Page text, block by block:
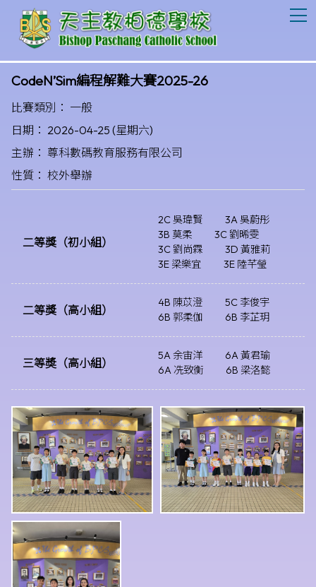
CodeN’Sim編程解難大賽2025-26
比賽類別： 一般
日期： 2026-04-25 (星期六)
主辦： 尊科數碼教育服務有限公司
性質： 校外舉辦
二等獎（初小組）
2C 吳瑋賢
3A 吳蔚彤
3B 莫柔
3C 劉晞雯
3C 劉尚霖
3D 黃雅莉
3E 梁樂宜
3E 陸芊瑩
二等獎（高小組）
4B 陳苡澄
5C 李俊宇
6B 郭柔伽
6B 李芷玥
三等奬（高小組）
5A 余宙洋
6A 黃君瑜
6A 冼致衡
6B 梁洛懿